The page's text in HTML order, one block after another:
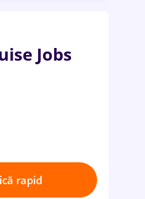
Jobs
rapid